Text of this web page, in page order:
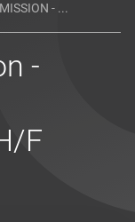
- ...
-
F